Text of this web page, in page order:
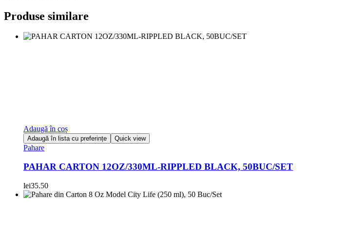
Produse similare
Adaugă în coș
Adaugă în lista cu preferințe Quick view
Pahare
PAHAR CARTON 12OZ/330ML-RIPPLED BLACK, 50BUC/SET
lei35.50